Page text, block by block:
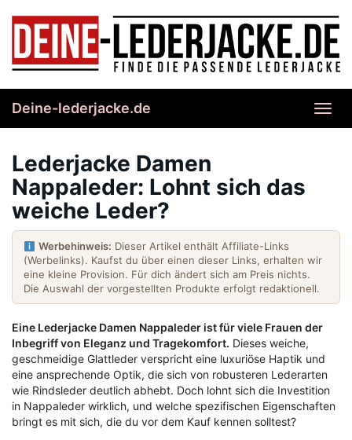
content
Deine-lederjacke.de
Lederjacke Damen
Nappaleder: Lohnt sich das
weiche Leder?
Werbehinweis: Dieser Artikel enthält Affiliate-Links
(Werbelinks). Kaufst du über einen dieser Links, erhalten wir
eine kleine Provision. Für dich ändert sich am Preis nichts.
Die Auswahl der vorgestellten Produkte erfolgt redaktionell.
Eine Lederjacke Damen Nappaleder ist für viele Frauen der
Inbegriff von Eleganz und Tragekomfort. Dieses weiche,
geschmeidige Glattleder verspricht eine luxuriöse Haptik und
eine ansprechende Optik, die sich von robusteren Lederarten
wie Rindsleder deutlich abhebt. Doch lohnt sich die Investition
in Nappaleder wirklich, und welche spezifischen Eigenschaften
bringt es mit sich, die du vor dem Kauf kennen solltest?